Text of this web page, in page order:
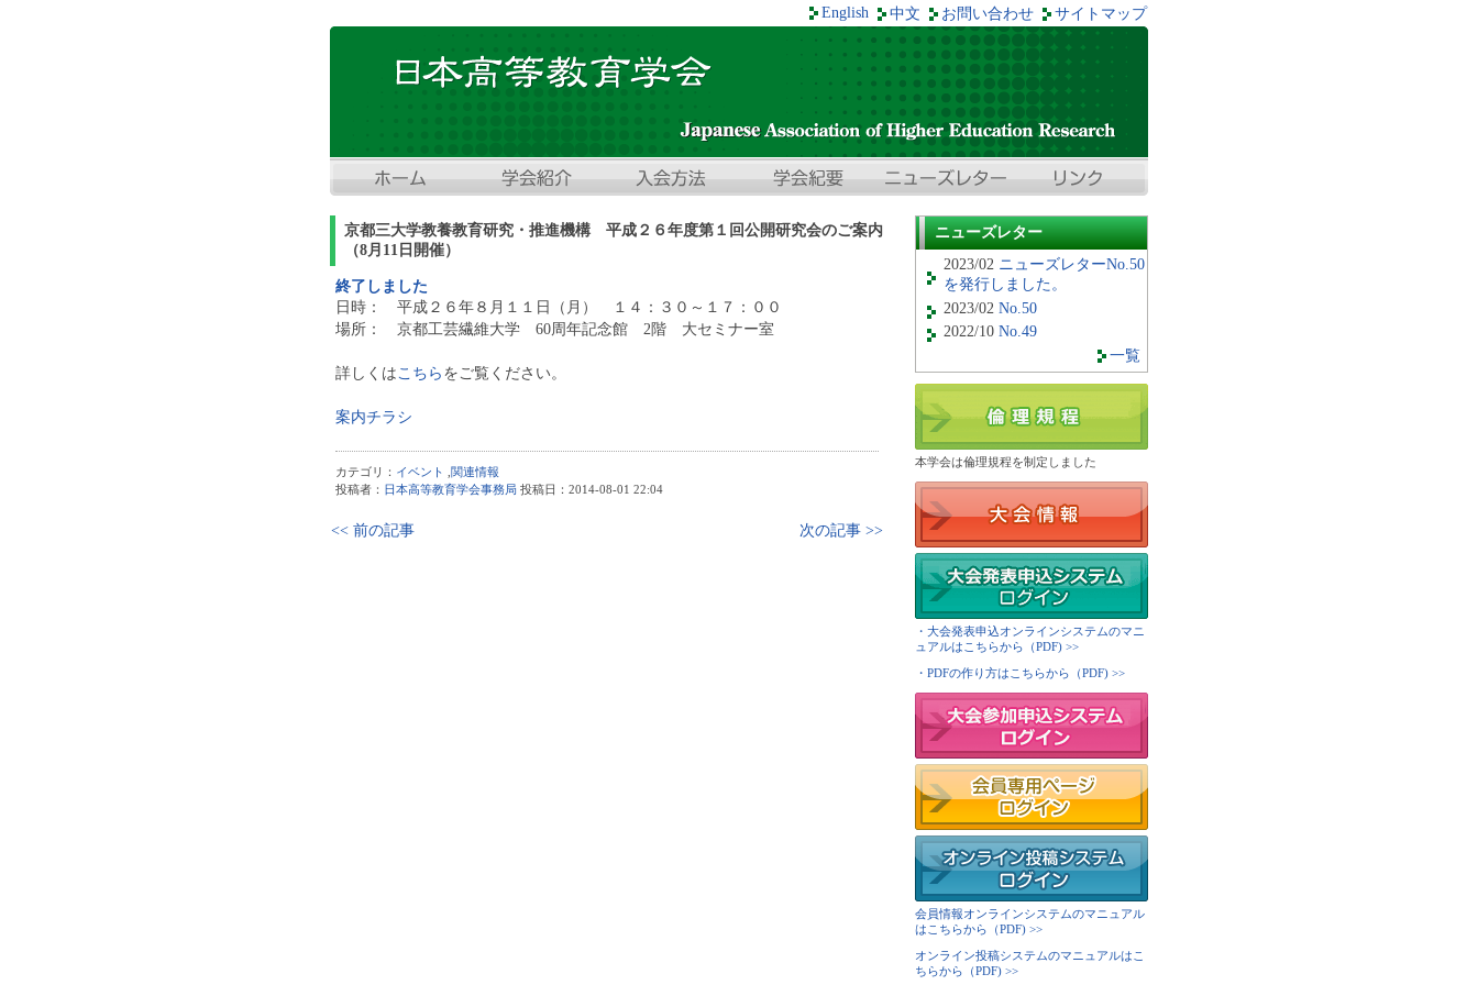
サイトマップ
お問い合わせ
中文
English
京都三大学教養教育研究・推進機構 平成２６年度第１回公開研究会のご案内
（8月11日開催）
終了しました
日時： 平成２６年８月１１日（月） １４：３０～１７：００
場所： 京都工芸繊維大学 60周年記念館 2階 大セミナー室
詳しくはこちら をご覧ください。
案内チラシ
カテゴリ： イベント
関連情報
投稿者： 日本高等教育学会事務局 投稿日：2014-08-01 22:04
<< 前の記事 次の記事 >>
ニューズレター
2023/02 ニューズレターNo.50
を発行しました。
2023/02 No.50
2022/10 No.49
一覧
本学会は倫理規程を制定しました
・大会発表申込オンラインシステムのマニ
ュアルはこちらから（PDF) >>
・PDFの作り方はこちらから（PDF) >>
会員情報オンラインシステムのマニュアル
はこちらから（PDF) >>
オンライン投稿システムのマニュアルはこ
ちらから（PDF) >>